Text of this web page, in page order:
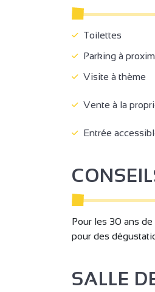
Toilettes
Parking à
Visite à thème
Vente à la
Entrée
Pour les 30 ans
pour des
SALLE